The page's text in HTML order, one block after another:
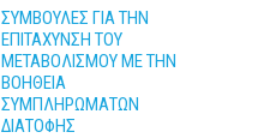
ΣΥΜΒΟΥΛΕΣ ΓΙΑ ΤΗΝ
ΕΠΙΤΑΧΥΝΣΗ ΤΟΥ
ΜΕΤΑΒΟΛΙΣΜΟΥ ΜΕ ΤΗΝ
ΒΟΗΘΕΙΑ
ΣΥΜΠΛΗΡΩΜΑΤΩΝ
ΔΙΑΤΟΦΗΣ